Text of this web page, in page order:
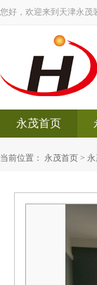
您好，欢迎来到天津永茂
永茂首页
当前位置： 永茂首页 >